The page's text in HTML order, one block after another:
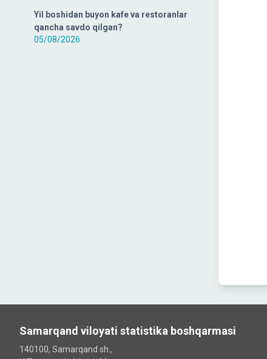
Yil boshidan buyon kafe va restoranlar
qancha savdo qilgan?
05/08/2026
Samarqand viloyati statistika boshqarmasi
140100, Samarqand sh.,